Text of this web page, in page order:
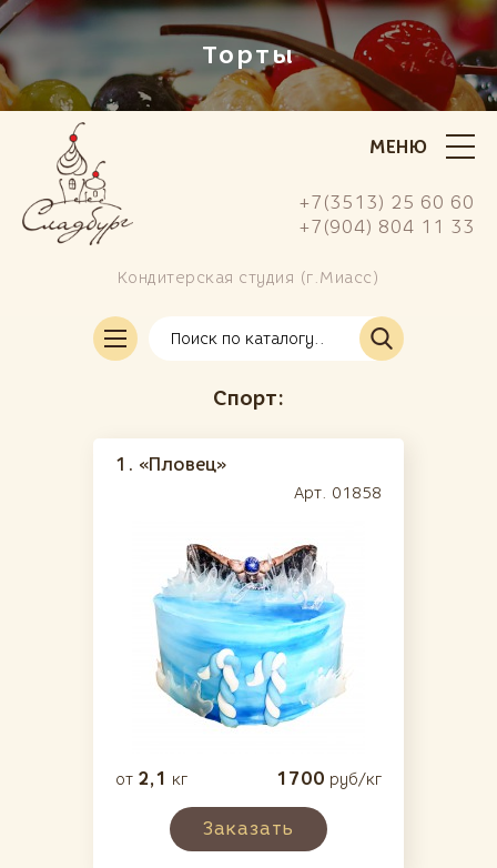
Торты
МЕНЮ
Кондитерская студия (г.Миасс)
+7(3513) 25 60 60
+7(904) 804 11 33
Заказать свой торт
(европейские)
Детские (136)
Поздравительные
Эксклюзивные
Мир увлечений
Спорт
Путешествия
Искусство
Продукты
Спорт:
1. «Пловец»
Арт. 01858
от 2,1 кг 1700 руб/кг
Заказать